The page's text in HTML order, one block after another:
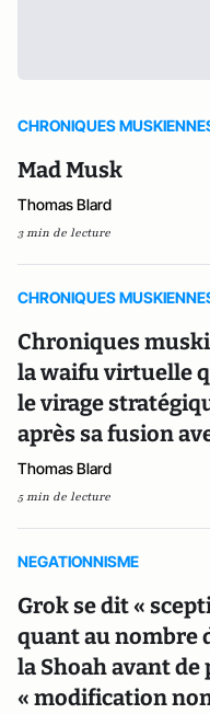
CHRONIQUES
Mad Musk
Thomas Blard
3 min de lecture
CHRONIQUES
Chroniques
la waifu virtuelle
le virage
après sa fusion
Thomas Blard
5 min de lecture
NEGATIONNISME
Grok se dit «
quant au nombre
la Shoah avant
« modification